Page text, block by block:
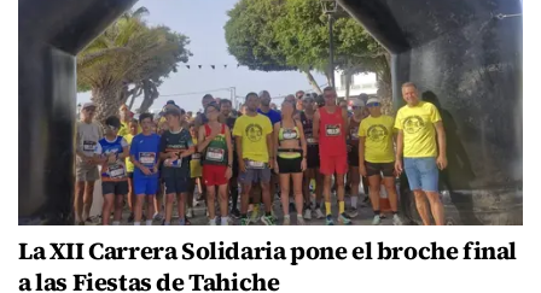
La XII Carrera Solidaria pone el broche final
a las Fiestas de Tahiche